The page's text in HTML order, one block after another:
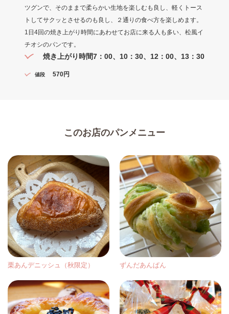
ツグンで、そのままで柔らかい生地を楽しむも良し、軽くトース
トしてサクッとさせるのも良し、２通りの食べ方を楽しめます。
1日4回の焼き上がり時間にあわせてお店に来る人も多い、松風イ
チオシのパンです。
焼き上がり時間7：00、10：30、12：00、13：30
値段 570円
このお店のパンメニュー
栗あんデニッシュ（秋限定） ずんだあんぱん